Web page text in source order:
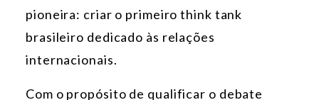
pioneira: criar o primeiro think tank
brasileiro dedicado às relações
internacionais.
Com o propósito de qualificar o debate